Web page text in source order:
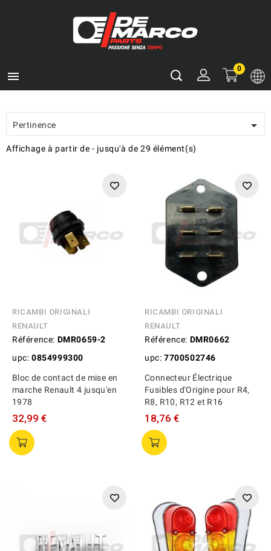

0
Pertinence 
Affichage à partir de- jusqu'àde29 élément(s)
RICAMBI ORIGINALI
RENAULT
Référence: DMR0659-2
upc: 0854999300
Bloc de contact de mise en
marche Renault 4 jusqu'en
1978
32,99 €
RICAMBI ORIGINALI
RENAULT
Référence: DMR0662
upc: 7700502746
Connecteur Électrique
Fusibles d'Origine pour R4,
R8, R10, R12 et R16
18,76 €